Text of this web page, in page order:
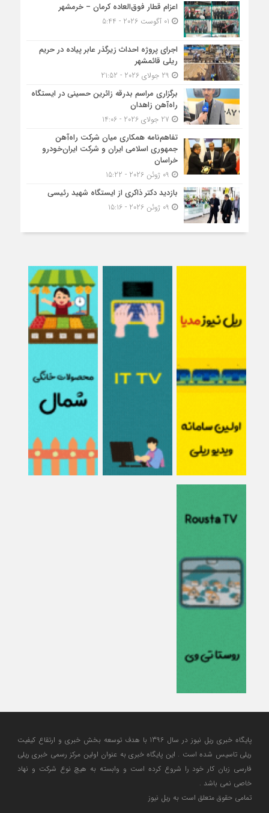
اعزام قطار فوق‌العاده کرمان – خرمشهر
اجرای پروژه احداث زیرگذر عابر پیاده در حریم
ریلی قائمشهر
برگزاری مراسم بدرقه زائرین حسینی در ایستگاه
راه‌آهن زاهدان
تفاهم‌نامه همکاری میان شرکت راه‌آهن
جمهوری اسلامی ایران و شرکت ایران‌خودرو
خراسان
بازدید دکتر ذاکری از ایستگاه شهید رئیسی
پایگاه خبری ریل نیوز در سال 1396 با هدف توسعه بخش خبری و ارتقاع کیفیت
ریلی تاسیس شده است . این پایگاه خبری به عنوان اولین مرکز رسمی خبری ریلی
فارسی زبان کار خود را شروع کرده است و وابسته به هیچ نوع شرکت و نهاد
خاصی نمی باشد .
تمامی حقوق متعلق است به ریل نیوز